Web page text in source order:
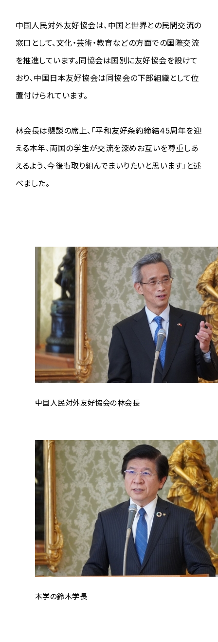
中国人民対外友好協会は、中国と世界との民間交流の
窓口として、文化・芸術・教育などの方面での国際交流
を推進しています。同協会は国別に友好協会を設けて
おり、中国日本友好協会は同協会の下部組織として位
置付けられています。
林会長は懇談の席上、「平和友好条約締結45周年を迎
える本年、両国の学生が交流を深めお互いを尊重しあ
えるよう、今後も取り組んでまいりたいと思います」と述
べました。
中国人民対外友好協会の林会長
本学の鈴木学長